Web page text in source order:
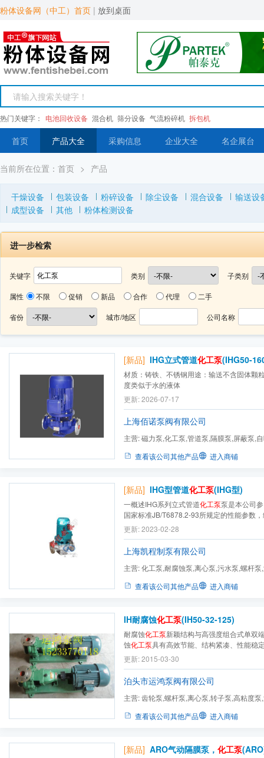
粉体设备网（中工）首页 | 放到桌面
热门关键字： 电池回收设备 混合机 筛分设备 气流粉碎机 拆包机
首页 产品大全 采购信息 企业大全 名企展台
当前所在位置： 首页 > 产品
干燥设备 包装设备 粉碎设备 除尘设备 混合设备
输送设
成型设备
其他 粉体检测设备
进一步检索
关键字 类别 子类别
属性 不限 促销 新品 合作 代理 二手
省份 城市/地区 公司名称
[新品] IHG立式管道化工泵(IHG50-
材质：铸铁、不锈钢用途：输送不含固体颗
度类似于水的液体
更新: 2026-07-17
上海佰诺泵阀有限公司
主营:磁力泵,化工泵,管道泵,隔膜泵,屏蔽泵,
查看该公司其他产品
进入商铺
[新品] IHG型管道化工泵(IHG型)
一概述IHG系列立式管道化工泵泵是本公司
国家标准JB/T6878.2-93所规定的性能参数
产经验而设计的第二代高效节能产品，是对
补充
更新: 2023-02-28
上海凯程制泵有限公司
主营:化工泵,耐腐蚀泵,离心泵,污水泵,螺杆
查看该公司其他产品 进入商铺
IH耐腐蚀化工泵(IH50-32-125)
耐腐蚀化工泵新颖结构与高强度组合式单双
蚀化工泵具有高效节能、结构紧凑、性能稳
更新: 2015-03-30
泊头市运鸿泵阀有限公司
主营:齿轮泵,螺杆泵,离心泵,转子泵,高粘度
查看该公司其他产品 进入商铺
[新品] ARO气动隔膜泵， 化工泵